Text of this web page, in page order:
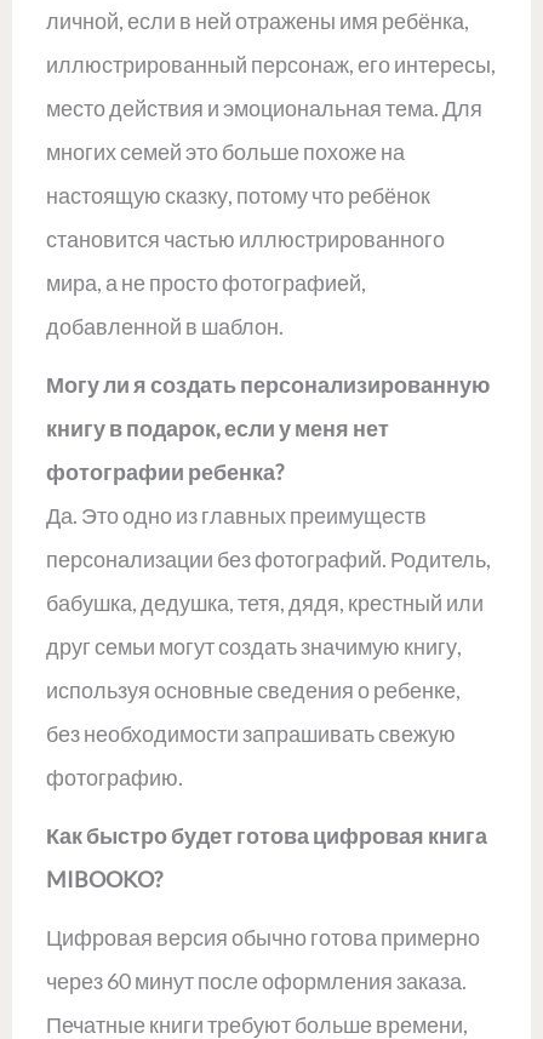
личной, если в ней отражены имя ребёнка,
иллюстрированный персонаж, его интересы,
место действия и эмоциональная тема. Для
многих семей это больше похоже на
настоящую сказку, потому что ребёнок
становится частью иллюстрированного
мира, а не просто фотографией,
добавленной в шаблон.
Могу ли я создать персонализированную
книгу в подарок, если у меня нет
фотографии ребенка?
Да. Это одно из главных преимуществ
персонализации без фотографий. Родитель,
бабушка, дедушка, тетя, дядя, крестный или
друг семьи могут создать значимую книгу,
используя основные сведения о ребенке,
без необходимости запрашивать свежую
фотографию.
Как быстро будет готова цифровая книга
MIBOOKO?
Цифровая версия обычно готова примерно
через 60 минут после оформления заказа.
Печатные книги требуют больше времени,